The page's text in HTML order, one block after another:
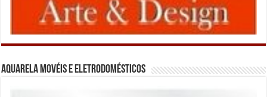
Aquarela Movéis e Eletrodomésticos